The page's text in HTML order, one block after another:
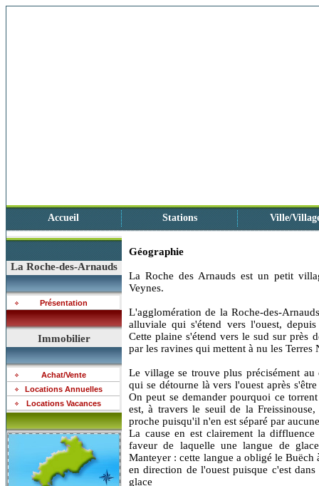
Accueil Stations Ville/
La Roche-des-Arnauds
Présentation
Immobilier
Achat/Vente
Locations Annuelles
Locations Vacances
Géographie
La Roche des Arnauds est un petit
Veynes.
L'agglomération de la Roche-des-
alluviale qui s'étend vers l'ouest,
Cette plaine s'étend vers le sud sur près
par les ravines qui mettent à nu les
Le village se trouve plus précisément
qui se détourne là vers l'ouest après
On peut se demander pourquoi ce
est, à travers le seuil de la
proche puisqu'il n'en est séparé par
La cause en est clairement la
faveur de laquelle une langue de
Manteyer : cette langue a obligé le
en direction de l'ouest puisque c'est
glace